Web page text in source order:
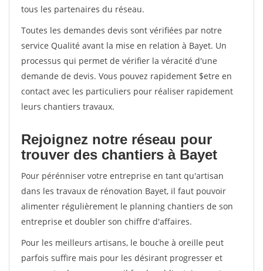
tous les partenaires du réseau.
Toutes les demandes devis sont vérifiées par notre
service Qualité avant la mise en relation à Bayet. Un
processus qui permet de vérifier la véracité d'une
demande de devis. Vous pouvez rapidement $etre en
contact avec les particuliers pour réaliser rapidement
leurs chantiers travaux.
Rejoignez notre réseau pour
trouver des chantiers à Bayet
Pour pérénniser votre entreprise en tant qu'artisan
dans les travaux de rénovation Bayet, il faut pouvoir
alimenter régulièrement le planning chantiers de son
entreprise et doubler son chiffre d'affaires.
Pour les meilleurs artisans, le bouche à oreille peut
parfois suffire mais pour les désirant progresser et